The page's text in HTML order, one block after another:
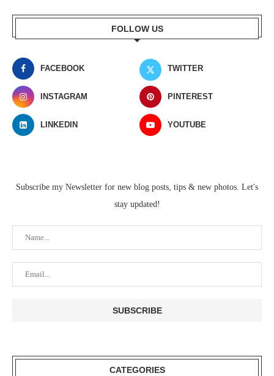
FOLLOW US
FACEBOOK TWITTER
INSTAGRAM PINTEREST
LINKEDIN YOUTUBE
Subscribe my Newsletter for new blog posts, tips & new photos. Let's
stay updated!
CATEGORIES